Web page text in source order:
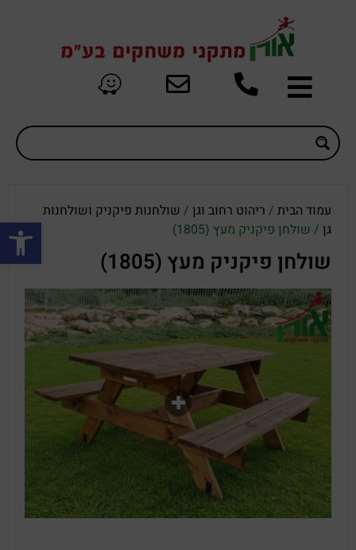
פתח
עמוד הבית / ריהוט רחוב וגן / שולחנות פיקניק ושולחנות
גן / שולחן פיקניק מעץ (1805)
שולחן פיקניק מעץ (1805)